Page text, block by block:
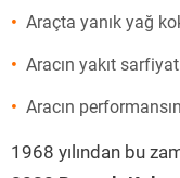
Araçta yanık yağ
Aracın yakıt
Aracın
1968 yılından bu